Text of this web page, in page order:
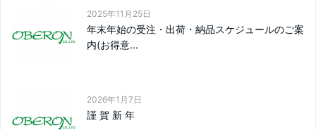
2025年11月25日
年末年始の受注・出荷・納品スケジュールのご案
内(お得意...
2026年1月7日
謹 賀 新 年